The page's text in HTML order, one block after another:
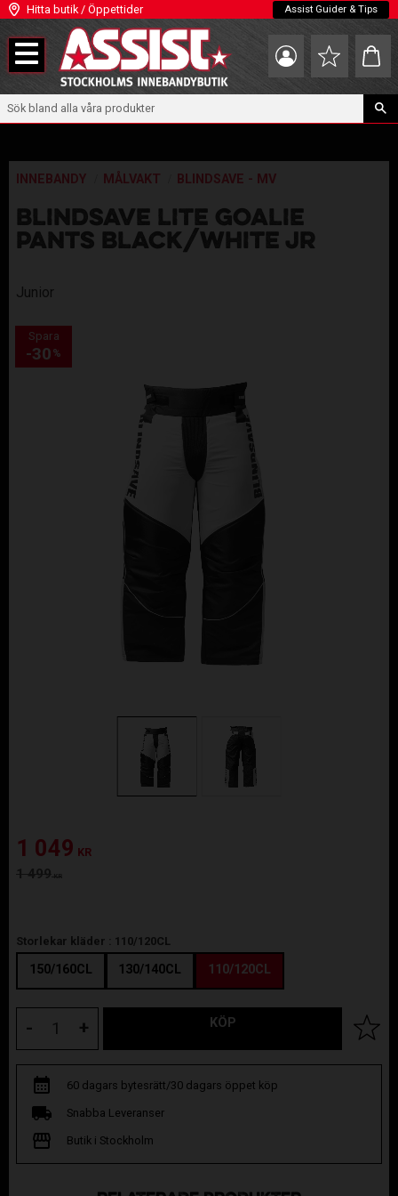
Meny
Hitta butik / Öppettider Assist Guider & Tips
Favoriter
INNEBANDY MÅLVAKT BLINDSAVE - MV
BLINDSAVE LITE GOALIE
PANTS BLACK/WHITE JR
Junior
Spara
30 %
Nedsatt pris:
1 049 KR
Ordinarie pris:
1 499KR
Storlekar kläder : 110/120CL
150/160CL 130/140CL 110/120CL
+
- KÖP Lägg
60 dagars bytesrätt/30 dagars öppet köp
Snabba Leveranser
Butik i Stockholm